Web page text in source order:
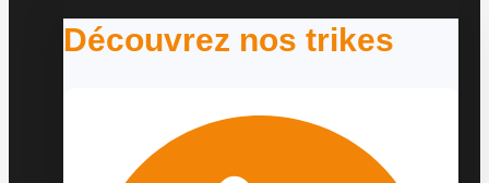
Découvrez nos trikes